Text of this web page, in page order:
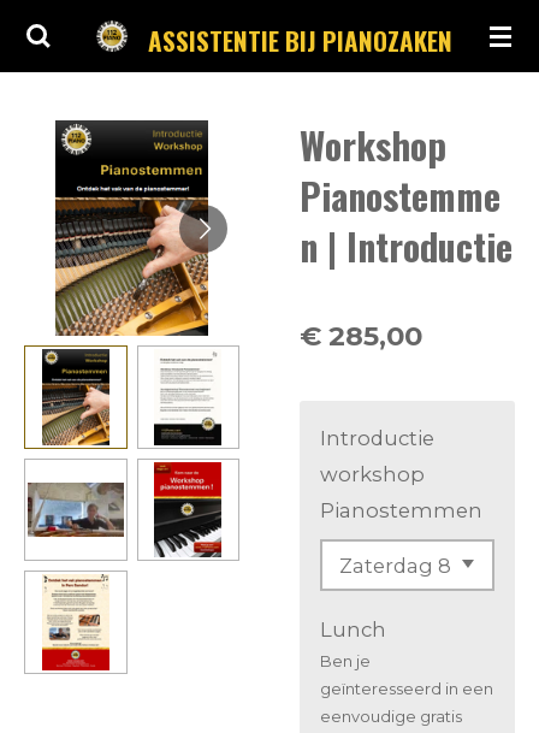
Ga
hoofdinhoud
ASSISTENTIE BIJ PIANOZAKEN
Workshop
Pianostemme
n | Introductie
€ 285,00
Introductie
workshop
Pianostemmen
Lunch
Ben je
geïnteresseerd in een
eenvoudige gratis